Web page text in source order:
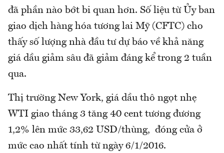
đã phần nào bớt bi quan hơn. Số liệu từ Ủy ban
giao dịch hàng hóa tương lai Mỹ (CFTC) cho
thấy số lượng nhà đầu tư dự báo về khả năng
giá dầu giảm sâu đã giảm đáng kể trong 2 tuần
qua.
Thị trường New York, giá dầu thô ngọt nhẹ
WTI giao tháng 3 tăng 40 cent tương đương
1,2% lên mức 33,62 USD/thùng, đóng cửa ở
mức cao nhất tính từ ngày 6/1/2016.